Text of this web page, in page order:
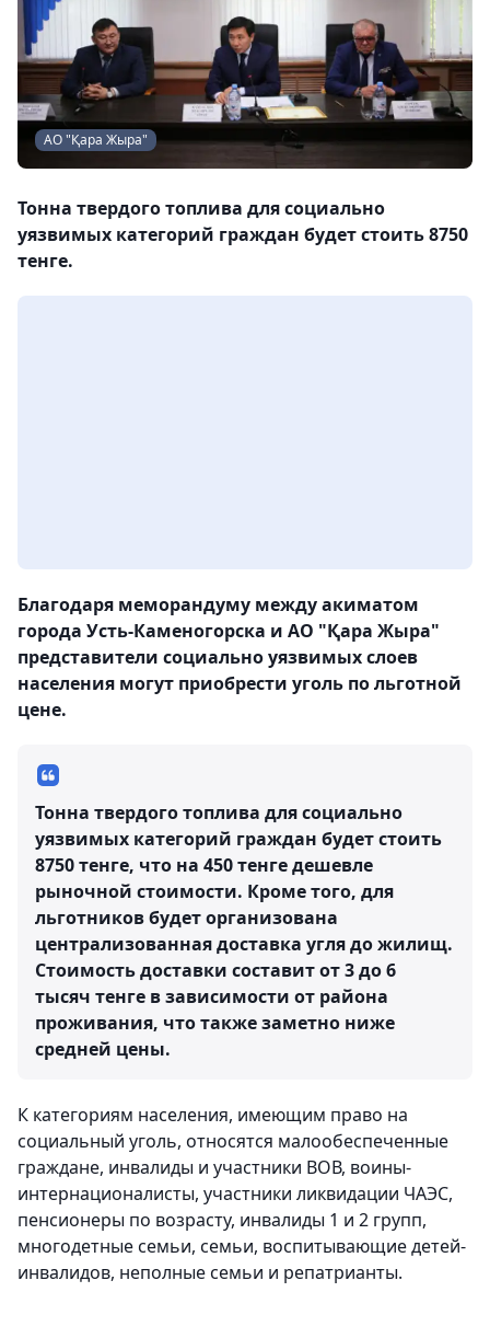
АО "Қара Жыра"
Тонна твердого топлива для социально
уязвимых категорий граждан будет стоить 8750
тенге.
Благодаря меморандуму между акиматом
города Усть-Каменогорска и АО "Қара Жыра"
представители социально уязвимых слоев
населения могут приобрести уголь по льготной
цене.
Тонна твердого топлива для социально
уязвимых категорий граждан будет стоить
8750 тенге, что на 450 тенге дешевле
рыночной стоимости. Кроме того, для
льготников будет организована
централизованная доставка угля до жилищ.
Стоимость доставки составит от 3 до 6
тысяч тенге в зависимости от района
проживания, что также заметно ниже
средней цены.
К категориям населения, имеющим право на
социальный уголь, относятся малообеспеченные
граждане, инвалиды и участники ВОВ, воины-
интернационалисты, участники ликвидации ЧАЭС,
пенсионеры по возрасту, инвалиды 1 и 2 групп,
многодетные семьи, семьи, воспитывающие детей-
инвалидов, неполные семьи и репатрианты.